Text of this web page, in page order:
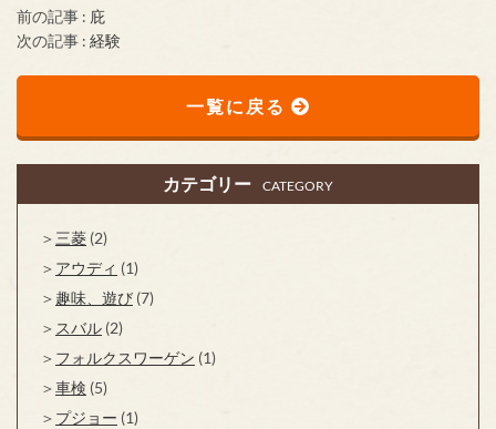
前の記事 : 庇
次の記事 : 経験
一覧に戻る
カテゴリー CATEGORY
三菱 (2)
アウディ (1)
趣味、遊び (7)
スバル (2)
フォルクスワーゲン (1)
車検 (5)
プジョー (1)